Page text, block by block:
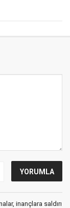
inançlara saldırı